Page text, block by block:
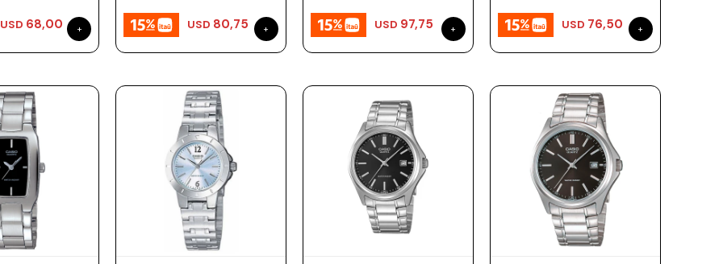
USD 68,00 USD 80,75 USD 97,75 USD 76,50